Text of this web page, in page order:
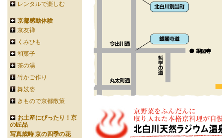
レンタルで楽しむ
京都感動体験
京友禅
くみひも
和菓子
茶の湯
竹かご作り
舞妓姿
きもので京都散策
お土産にぴったり！京
の匠品
写真歳時 京の四季の花